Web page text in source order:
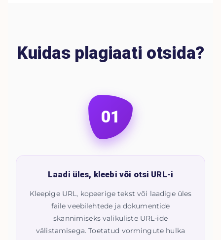
Kuidas plagiaati otsida?
01
Laadi üles, kleebi või otsi URL-i
Kleepige URL, kopeerige tekst või laadige üles
faile veebilehtede ja dokumentide
skannimiseks valikuliste URL-ide
välistamisega. Toetatud vormingute hulka